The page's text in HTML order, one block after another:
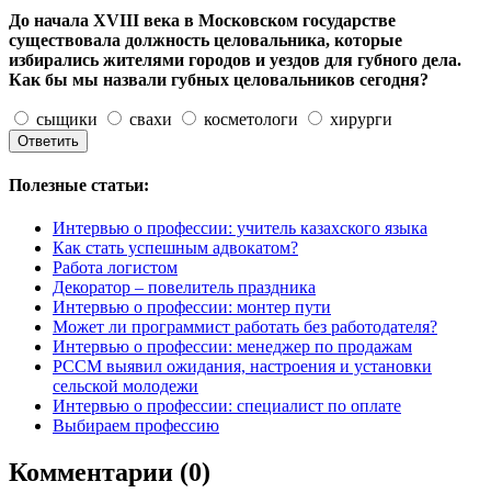
До начала XVIII века в Московском государстве
существовала должность целовальника, которые
избирались жителями городов и уездов для губного дела.
Как бы мы назвали губных целовальников сегодня?
сыщики свахи косметологи хирурги
Полезные статьи:
Интервью о профессии: учитель казахского языка
Как стать успешным адвокатом?
Работа логистом
Декоратор – повелитель праздника
Интервью о профессии: монтер пути
Может ли программист работать без работодателя?
Интервью о профессии: менеджер по продажам
РССМ выявил ожидания, настроения и установки
сельской молодежи
Интервью о профессии: специалист по оплате
Выбираем профессию
Комментарии (0)